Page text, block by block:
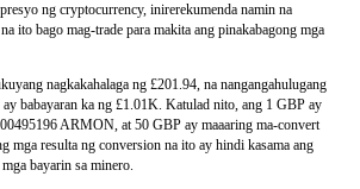
ng cryptocurrency, inirerekumenda namin na
ito bago mag-trade para makita ang pinakabagong mga
nagkakahalaga ng £201.94, na nangangahulugang
babayaran ka ng £1.01K. Katulad nito, ang 1 GBP ay
ARMON, at 50 GBP ay maaaring ma-convert
mga resulta ng conversion na ito ay hindi kasama ang
bayarin sa minero.